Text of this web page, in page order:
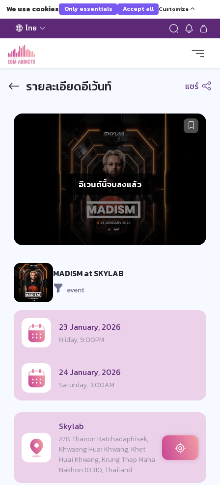
We use cookies Only essentials Accept all Customize
ไทย
รายละเอียดอีเว้นท์ แชร์
อีเวนต์นี้จบลงแล้ว
MADISM at SKYLAB
event
23 January, 2026
Friday, 9:00PM
24 January, 2026
Saturday, 3:00AM
Skylab
278 Thanon Ratchadaphisek,
Khwaeng Huai Khwang, Khet
Huai Khwang, Krung Thep Maha
Nakhon 10310, Thailand